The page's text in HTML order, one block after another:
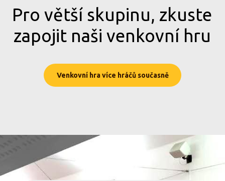
Pro větší skupinu, zkuste
zapojit naši venkovní hru
Venkovní hra více hráčů současně